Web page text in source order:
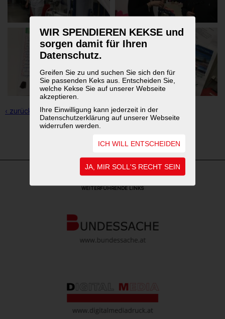
WIR SPENDIEREN KEKSE und
sorgen damit für Ihren
Datenschutz.
Greifen Sie zu und suchen Sie sich den für
Sie passenden Keks aus. Entscheiden Sie,
welche Kekse Sie auf unserer Webseite
akzeptieren.
Ihre Einwilligung kann jederzeit in der
Datenschutzerklärung auf unserer Webseite
widerrufen werden.
ICH WILL ENTSCHEIDEN
JA, MIR SOLL'S RECHT SEIN
‹ zurück zur Übersicht
WEITERFÜHRENDE LINKS